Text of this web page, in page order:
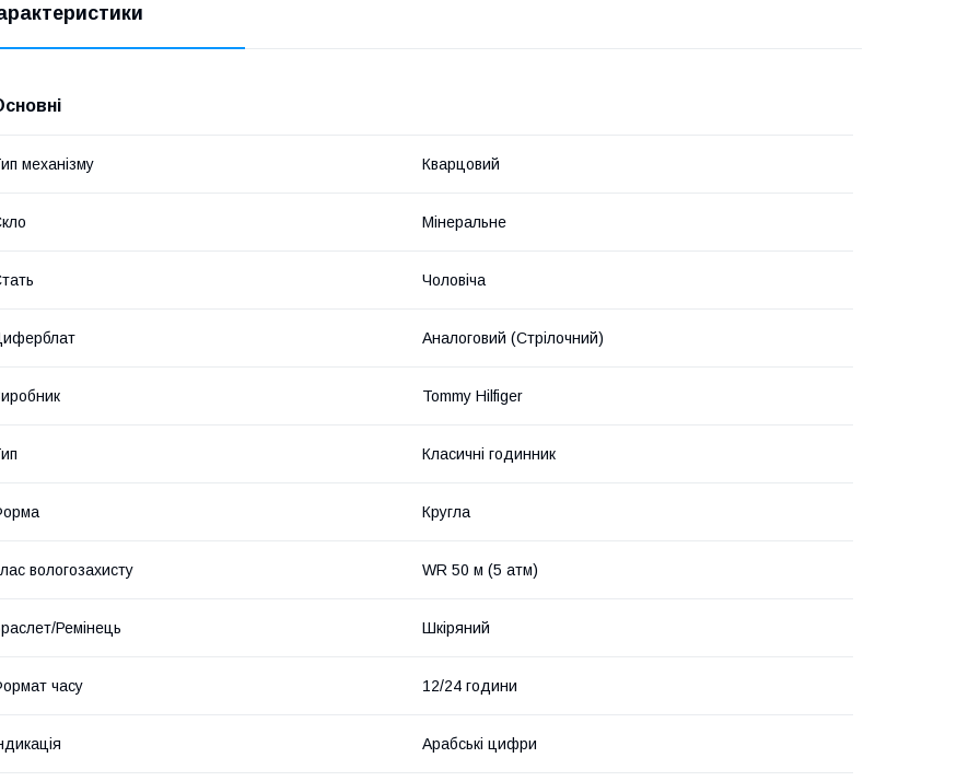
механізму Кварцовий
Мінеральне
Чоловіча
Аналоговий (Стрілочний)
Tommy Hilfiger
Класичні годинник
Кругла
вологозахисту WR 50 м (5 атм)
Ремінець Шкіряний
часу 12/24 години
Арабські цифри